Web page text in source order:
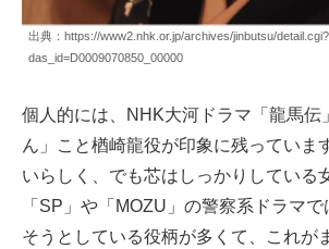
出典：https://www2.nhk.or.jp/archives/jinbutsu/detail.cgi?
das_id=D0009070850_00000
個人的には、NHK大河ドラマ「龍馬伝
ん」こと楢崎龍役が印象に残っていま
いらしく、でも芯はしっかりしている
「SP」や「MOZU」の警察系ドラマ
そうとしている役柄が多くて、これが